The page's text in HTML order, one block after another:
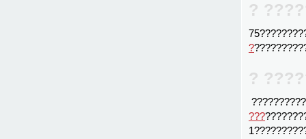
?
?
?
???